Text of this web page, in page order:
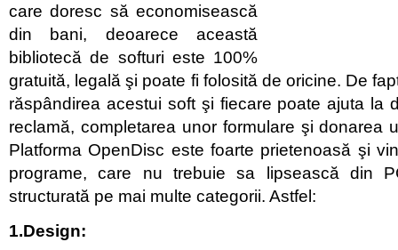
care doresc să economisească
din bani, deoarece această
bibliotecă de softuri este 100%
gratuită, legală şi poate fi folosită de oricine. De
răspândirea acestui soft şi fiecare poate ajuta la
reclamă, completarea unor formulare şi donarea
Platforma OpenDisc este foarte prietenoasă şi
programe, care nu trebuie sa lipsească din
structurată pe mai multe categorii. Astfel:
1.Design: